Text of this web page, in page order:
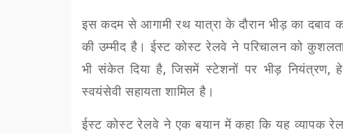
इस कदम से आगामी रथ यात्रा के दौरान भीड़ का दबाव
की उम्मीद है। ईस्ट कोस्ट रेलवे ने परिचालन को
भी संकेत दिया है,जिसमें स्टेशनों पर भीड़ नियंत्रण,
स्वयंसेवी सहायता शामिल है।
ईस्ट कोस्ट रेलवे ने एक बयान में कहा कि यह व्यापक रेल